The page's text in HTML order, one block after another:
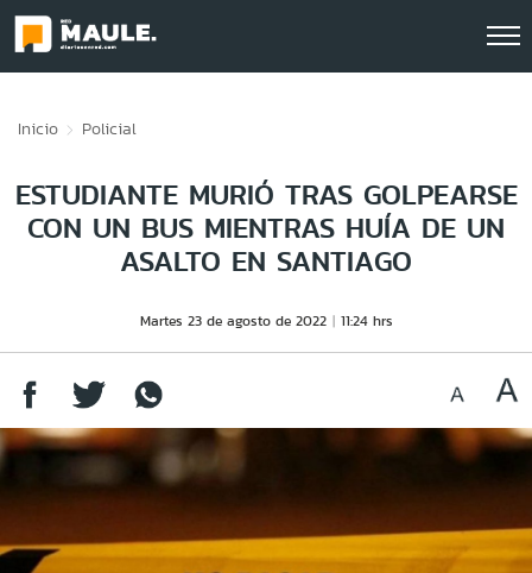
Inicio Policial
ESTUDIANTE MURIÓ TRAS GOLPEARSE
CON UN BUS MIENTRAS HUÍA DE UN
ASALTO EN SANTIAGO
Martes 23 de agosto de 2022 11:24 hrs